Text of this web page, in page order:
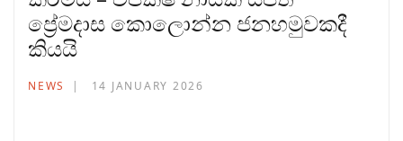
ප්‍රේමදාස කොලොන්න ජනහමුවකදී
කියයි
NEWS 14 JANUARY 2026